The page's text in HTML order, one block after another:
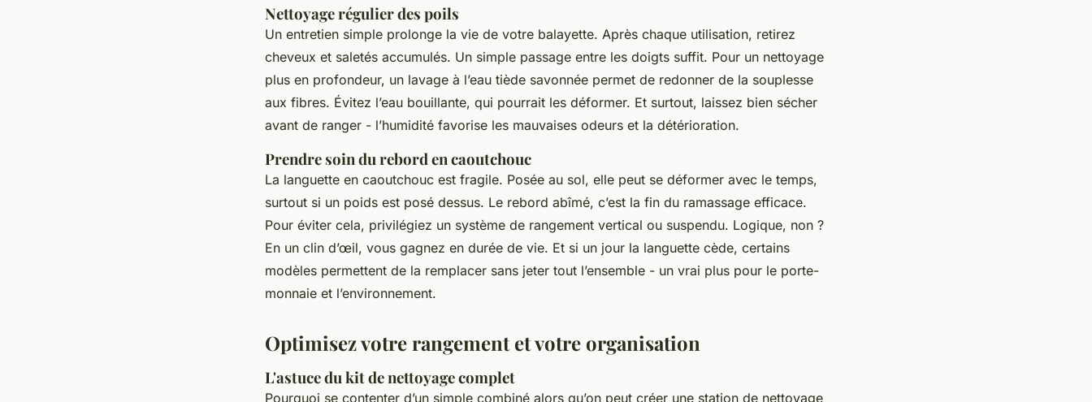
Nettoyage régulier des poils
Un entretien simple prolonge la vie de votre balayette. Après chaque utilisation, retirez
cheveux et saletés accumulés. Un simple passage entre les doigts suffit. Pour un nettoyage
plus en profondeur, un lavage à l’eau tiède savonnée permet de redonner de la souplesse
aux fibres. Évitez l’eau bouillante, qui pourrait les déformer. Et surtout, laissez bien sécher
avant de ranger - l’humidité favorise les mauvaises odeurs et la détérioration.
Prendre soin du rebord en caoutchouc
La languette en caoutchouc est fragile. Posée au sol, elle peut se déformer avec le temps,
surtout si un poids est posé dessus. Le rebord abîmé, c’est la fin du ramassage efficace.
Pour éviter cela, privilégiez un système de rangement vertical ou suspendu. Logique, non ?
En un clin d’œil, vous gagnez en durée de vie. Et si un jour la languette cède, certains
modèles permettent de la remplacer sans jeter tout l’ensemble - un vrai plus pour le porte-
monnaie et l’environnement.
Optimisez votre rangement et votre organisation
L'astuce du kit de nettoyage complet
Pourquoi se contenter d’un simple combiné alors qu’on peut créer une station de nettoyage